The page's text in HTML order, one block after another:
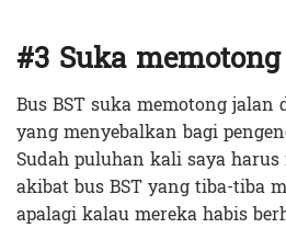
#3 Suka
Bus BST suka memotong
yang menyebalkan bagi
Sudah puluhan kali saya
akibat bus BST yang tiba-tiba
apalagi kalau mereka habis